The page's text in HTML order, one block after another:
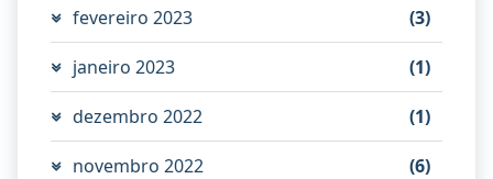
fevereiro 2023 (3)
janeiro 2023 (1)
dezembro 2022 (1)
novembro 2022 (6)